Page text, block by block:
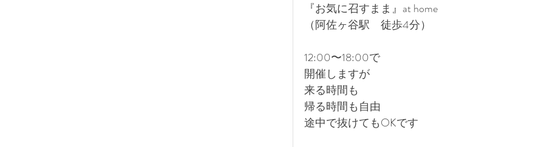
『お気に召すまま』at home
（阿佐ヶ谷駅　徒歩4分）
12:00〜18:00で
開催しますが
来る時間も
帰る時間も自由
途中で抜けてもOKです